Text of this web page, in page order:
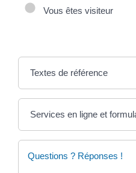
Vous êtes visiteur
Textes de référence
Services en ligne et
Questions ? Réponses !